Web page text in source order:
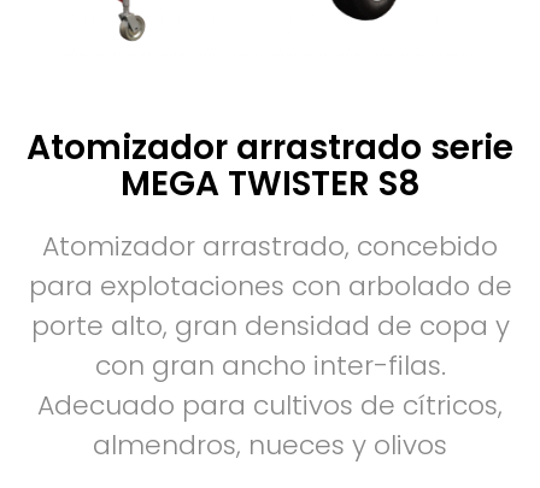
Atomizador arrastrado serie
MEGA TWISTER S8
Atomizador arrastrado, concebido
para explotaciones con arbolado de
porte alto, gran densidad de copa y
con gran ancho inter-filas.
Adecuado para cultivos de cítricos,
almendros, nueces y olivos